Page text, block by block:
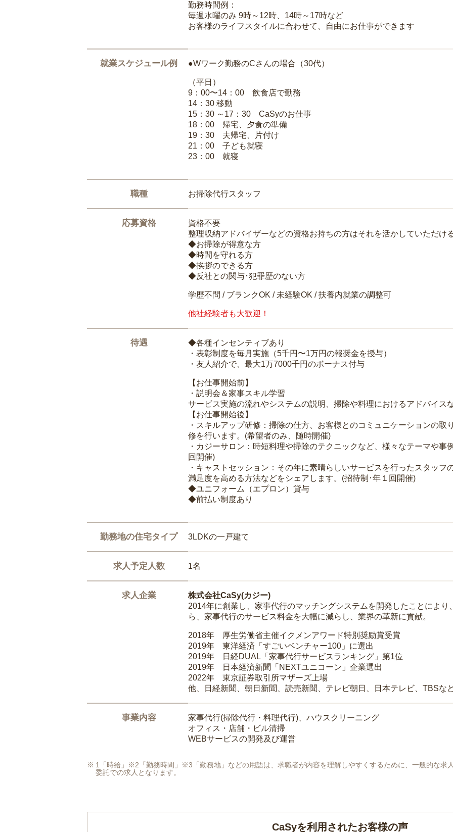
勤務時間例：
毎週水曜のみ 9時～12時、14時～17時など
お客様のライフスタイルに合わせて、自由にお仕事ができます
就業スケジュール例 ●Wワーク勤務のCさんの場合（30代）
（平日）
9：00〜14：00 飲食店で勤務
14：30 移動
15：30 ～17：30 CaSyのお仕事
18：00 帰宅、夕食の準備
19：30 夫帰宅、片付け
21：00 子ども就寝
23：00 就寝
職種 お掃除代行スタッフ
応募資格
資格不要
整理収納アドバイザーなどの資格お持ちの方はそれを活かしていただけ
◆お掃除が得意な方
◆時間を守れる方
◆挨拶のできる方
◆反社との関与･犯罪歴のない方
学歴不問 / ブランクOK / 未経験OK / 扶養内就業の調整可
他社経験者も大歓迎！
待遇
◆各種インセンティブあり
・表彰制度を毎月実施（5千円〜1万円の報奨金を授与）
・友人紹介で、最大1万7000千円のボーナス付与
【お仕事開始前】
・説明会＆家事スキル学習
サービス実施の流れやシステムの説明、掃除や料理におけるアドバイス
【お仕事開始後】
・スキルアップ研修：掃除の仕方、お客様とのコミュニケーションの
修を行います。(希望者のみ、随時開催)
・カジーサロン：時短料理や掃除のテクニックなど、様々なテーマや事
回開催)
・キャストセッション：その年に素晴らしいサービスを行ったスタッ
満足度を高める方法などをシェアします。(招待制･年１回開催)
◆ユニフォーム（エプロン）貸与
◆前払い制度あり
勤務地の住宅タイプ 3LDKの一戸建て
求人予定人数 1名
求人企業
株式会社CaSy(カジー)
2014年に創業し、家事代行のマッチングシステムを開発したことによ
ら、家事代行のサービス料金を大幅に減らし、業界の革新に貢献。
2018年 厚生労働省主催イクメンアワード特別奨励賞受賞
2019年 東洋経済「すごいベンチャー100」に選出
2019年 日経DUAL「家事代行サービスランキング」第1位
2019年 日本経済新聞「NEXTユニコーン」企業選出
2022年 東京証券取引所マザーズ上場
他、日経新聞、朝日新聞、読売新聞、テレビ朝日、日本テレビ、TBSな
事業内容
家事代行(掃除代行・料理代行)、ハウスクリーニング
オフィス・店舗・ビル清掃
WEBサービスの開発及び運営
1「時給」※2「勤務時間」※3「勤務地」などの用語は、求職者が内容を理解しやすくするために、一般的な求
委託での求人となります。
CaSyを利用されたお客様の声